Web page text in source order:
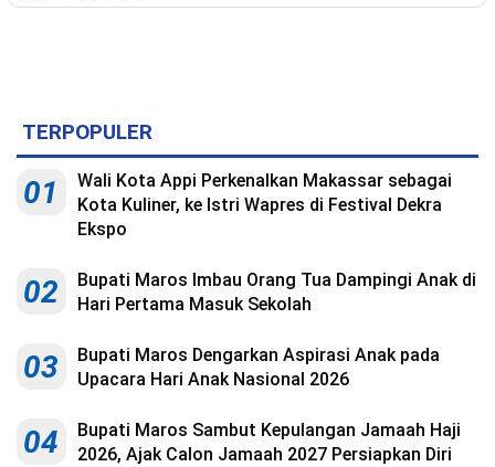
Ekonomi
Pendidikan
Kesehatan
Lingkungan
More
TERPOPULER
01
Wali Kota Appi Perkenalkan Makassar sebagai
Kota Kuliner, ke Istri Wapres di Festival Dekra
Ekspo
02
Bupati Maros Imbau Orang Tua Dampingi Anak di
Hari Pertama Masuk Sekolah
03
Bupati Maros Dengarkan Aspirasi Anak pada
Upacara Hari Anak Nasional 2026
04
Bupati Maros Sambut Kepulangan Jamaah Haji
2026, Ajak Calon Jamaah 2027 Persiapkan Diri